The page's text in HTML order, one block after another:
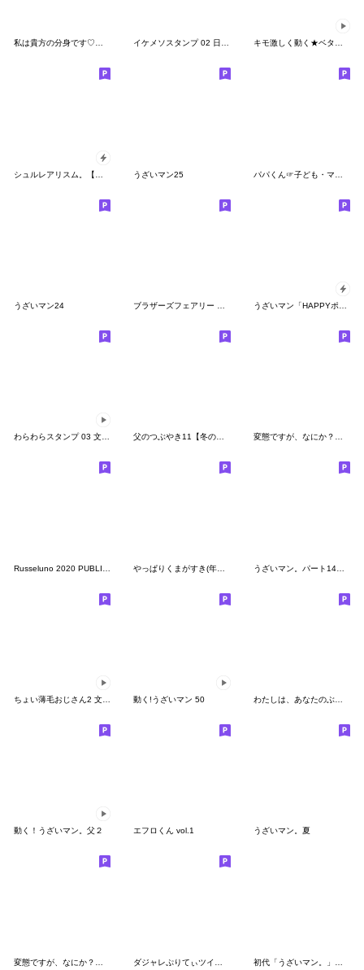
私は貴方の分身です♡年末年始♡18金♡再販 イケメソスタンプ 02 日本語 キモ激しく動く★ベタックマ 19
うざいマン25
うざいマン24
わらわらスタンプ 03 文字あり 父のつぶやき11【冬のイベント編】 変態ですが、なにか？【変態レベル】★★
うざいマン。パート14「使いやすさMAX！」
動く!うざいマン 50 わたしは、あなたのぶんしんです♡
動く！うざいマン。父２ エフロくん vol.1 うざいマン。夏